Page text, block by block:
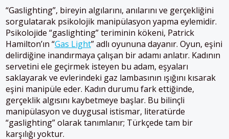
“Gaslighting”, bireyin algılarını, anılarını ve gerçekliğini
sorgulatarak psikolojik manipülasyon yapma eylemidir.
Psikolojide “gaslighting” teriminin kökeni, Patrick
Hamilton’ın “Gas Light” adlı oyununa dayanır. Oyun, eşini
delirdiğine inandırmaya çalışan bir adamı anlatır. Kadının
servetini ele geçirmek isteyen bu adam, eşyaları
saklayarak ve evlerindeki gaz lambasının ışığını kısarak
eşini manipüle eder. Kadın durumu fark ettiğinde,
gerçeklik algısını kaybetmeye başlar. Bu bilinçli
manipülasyon ve duygusal istismar, literatürde
“gaslighting” olarak tanımlanır; Türkçede tam bir
karşılığı yoktur.